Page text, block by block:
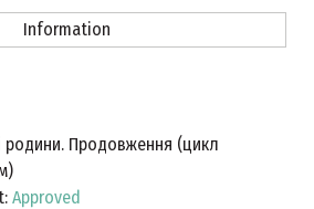
Information
родини. Продовження (цикл
Approved